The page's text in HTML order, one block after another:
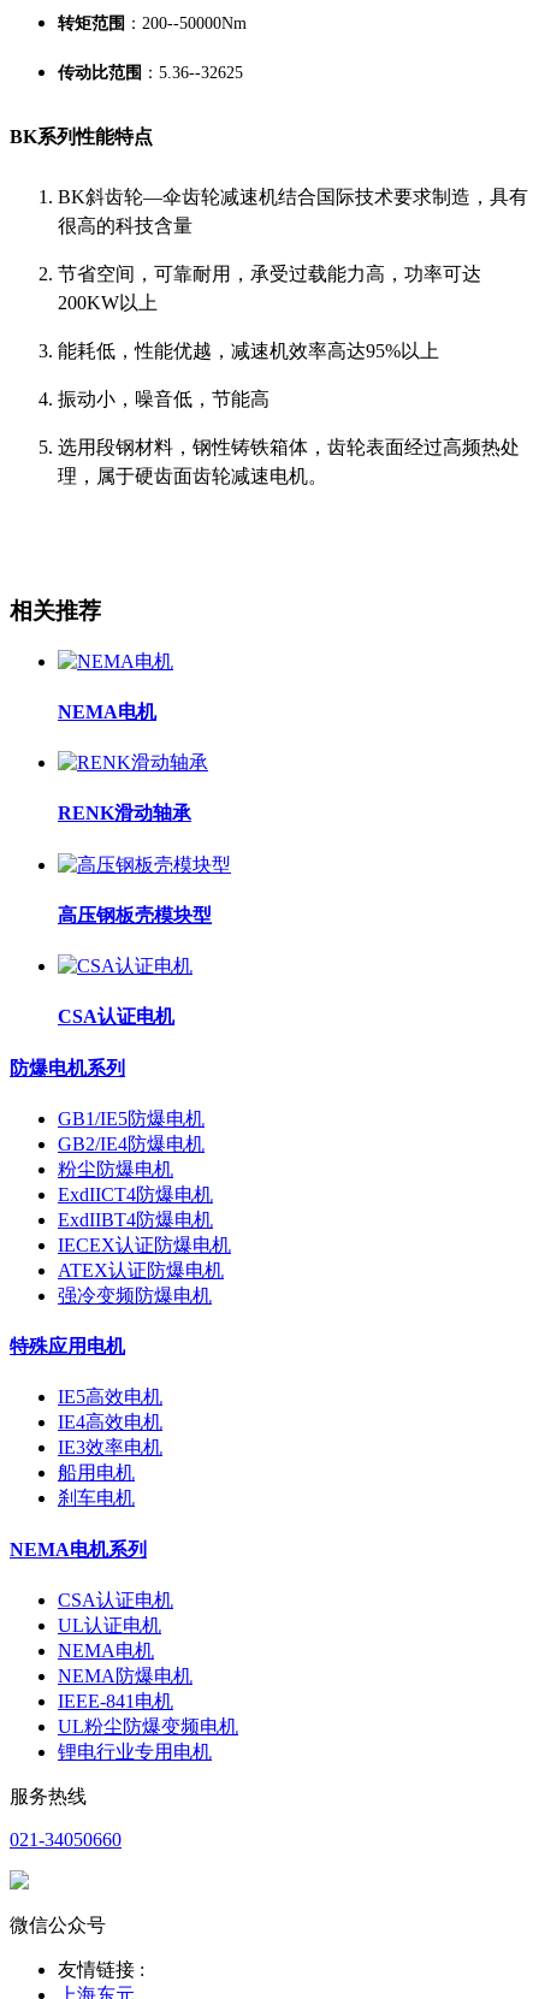
转矩范围 ：200--50000Nm
传动比范围 ：5.36--32625
BK系列性能特点
BK斜齿轮—伞齿轮减速机结合国际技术要求制造，具有
很高的科技含量
节省空间，可靠耐用，承受过载能力高，功率可达
200KW以上
能耗低，性能优越，减速机效率高达95%以上
振动小，噪音低，节能高
选用段钢材料，钢性铸铁箱体，齿轮表面经过高频热处
理，属于硬齿面齿轮减速电机。
相关推荐
NEMA电机
RENK滑动轴承
高压钢板壳模块型
CSA认证电机
防爆电机系列
GB1/IE5防爆电机
GB2/IE4防爆电机
粉尘防爆电机
ExdIICT4防爆电机
ExdIIBT4防爆电机
IECEX认证防爆电机
ATEX认证防爆电机
强冷变频防爆电机
特殊应用电机
IE5高效电机
IE4高效电机
IE3效率电机
船用电机
刹车电机
NEMA电机系列
CSA认证电机
UL认证电机
NEMA电机
NEMA防爆电机
IEEE-841电机
UL粉尘防爆变频电机
锂电行业专用电机
服务热线
021-34050660
微信公众号
友情链接 :
上海东元